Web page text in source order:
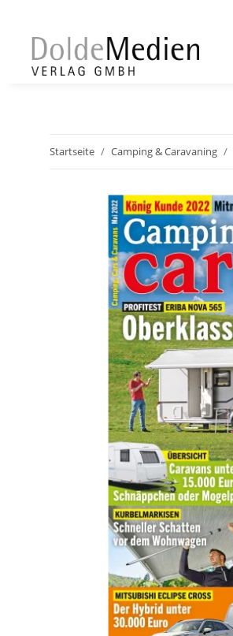
Startseite Camping & Caravaning